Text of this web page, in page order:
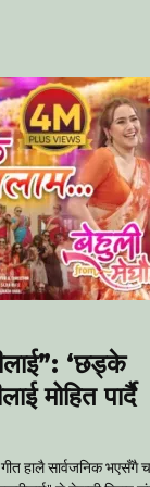
‘छड्के
मोहित पार्दै
हालै सार्वजनिक भएसँगै